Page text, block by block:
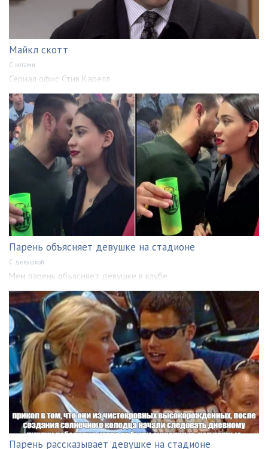
Майкл скотт
С котами
Сериал офис Стив Карелл
Парень объясняет девушке на стадионе
С девушкой
Мем парень объясняет девушке в клубе
Парень рассказывает девушке на стадионе